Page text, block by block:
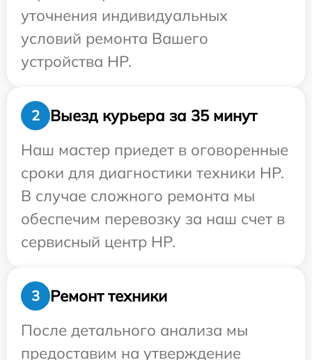
уточнения индивидуальных
условий ремонта Вашего
устройства HP.
2
Выезд курьера за 35 минут
Наш мастер приедет в оговоренные
сроки для диагностики техники HP.
В случае сложного ремонта мы
обеспечим перевозку за наш счет в
сервисный центр HP.
3
Ремонт техники
После детального анализа мы
предоставим на утверждение